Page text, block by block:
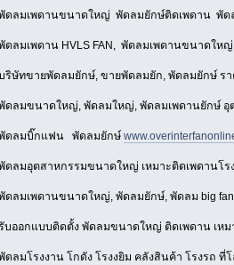
ดลมเพดานขนาดใหญ่ พัดลมยักษ์ติดเพดาน พัด
ดลมเพดาน HVLS FAN, พัดลมเพดานขนาดให
ริษัทขายพัดลมยักษ์, ขายพัดลมยัก, พัดลมยักษ์ รา
ดลมขนาดใหญ่, พัดลมใหญ่, พัดลมเพดานยักษ์ อุ
ดลมบิ๊กแฟน พัดลมยักษ์
ดลมอุตสาหกรรมขนาดใหญ่ เหมาะติดเพดานโร
ดลมเพดานขนาดใหญ่, พัดลมยักษ์, พัดลม big
รับออกแบบติดตั้ง พัดลมขนาดใหญ่ ติดเพดาน เหม
ดลมโรงงาน โกดัง โรงงยิม คลังสินค้า โรงรถ ที่